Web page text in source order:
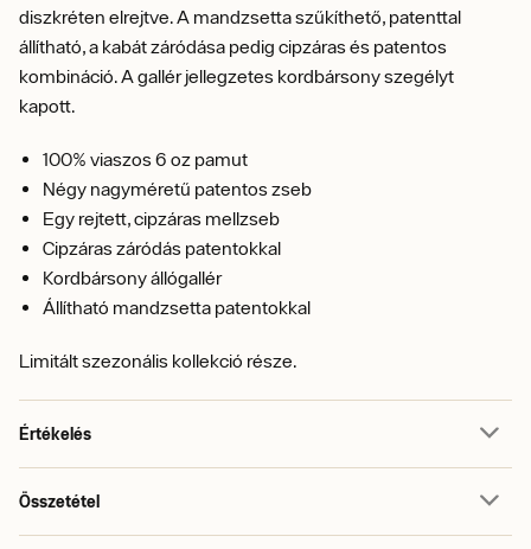
diszkréten elrejtve. A mandzsetta szűkíthető, patenttal
állítható, a kabát záródása pedig cipzáras és patentos
kombináció. A gallér jellegzetes kordbársony szegélyt
kapott.
100% viaszos 6 oz pamut
Négy nagyméretű patentos zseb
Egy rejtett, cipzáras mellzseb
Cipzáras záródás patentokkal
Kordbársony állógallér
Állítható mandzsetta patentokkal
Limitált szezonális kollekció része.
Értékelés
Összetétel